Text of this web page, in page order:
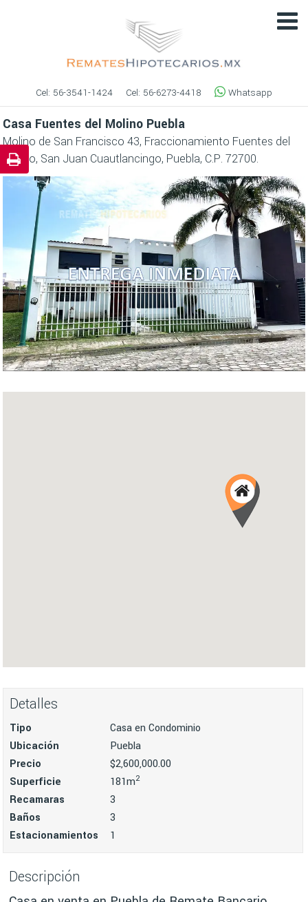
Cel: 56-3541-1424 Cel: 56-6273-4418 Whatsapp
Casa Fuentes del Molino Puebla
Molino de San Francisco 43, Fraccionamiento Fuentes del
Molino, San Juan Cuautlancingo, Puebla, C.P. 72700.
Detalles
Tipo
Casa en Condominio
Ubicación
Puebla
Precio
$2,600,000.00
Superficie
181m2
Recamaras
3
Baños
3
Estacionamientos
1
Descripción